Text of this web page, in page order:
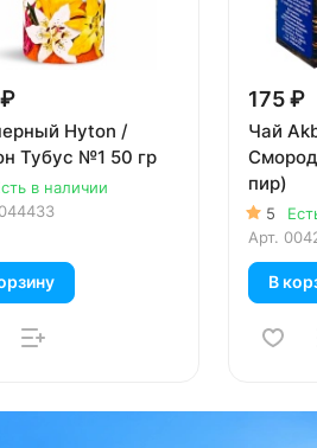
Hyton /
Тубус №1 50 гр
в наличии
175 ₽
Чай
пир)
5
Арт.
В